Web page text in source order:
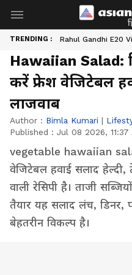
TRENDING : Rahul Gandhi E20
Hawaiian Salad:
करें फ्रेश वेजिटेबल
लाजवाब
Author : Bimla Kumari |
Published : Jul 08 2026, 11:37
vegetable hawaiian
वेजिटेबल हवाई सलाद हेल्दी,
वाली रेसिपी है। ताजी
तैयार यह सलाद लंच, डिनर,
बेहतरीन विकल्प है।